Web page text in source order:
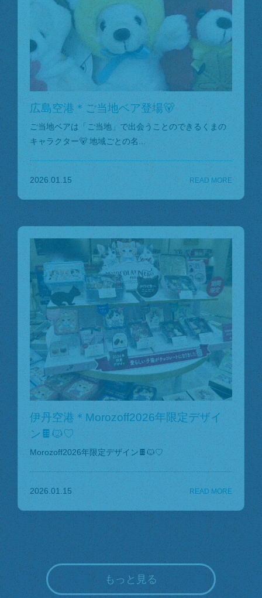
広島空港＊ご当地ベア登場🐻
ご当地ベアは「ご当地」で出会うことのできるくまの
キャラクター🐻 地域ごとの名...
2026.01.15
伊丹空港＊Morozoff2026年限定デザイ
ン🍫🐱♡
Morozoff2026年限定デザイン🍫🐱♡
2026.01.15
もっと見る